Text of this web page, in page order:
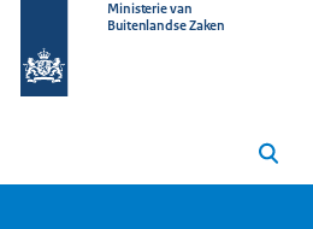
Ministerie van
Buitenlandse Zaken
Zoeken